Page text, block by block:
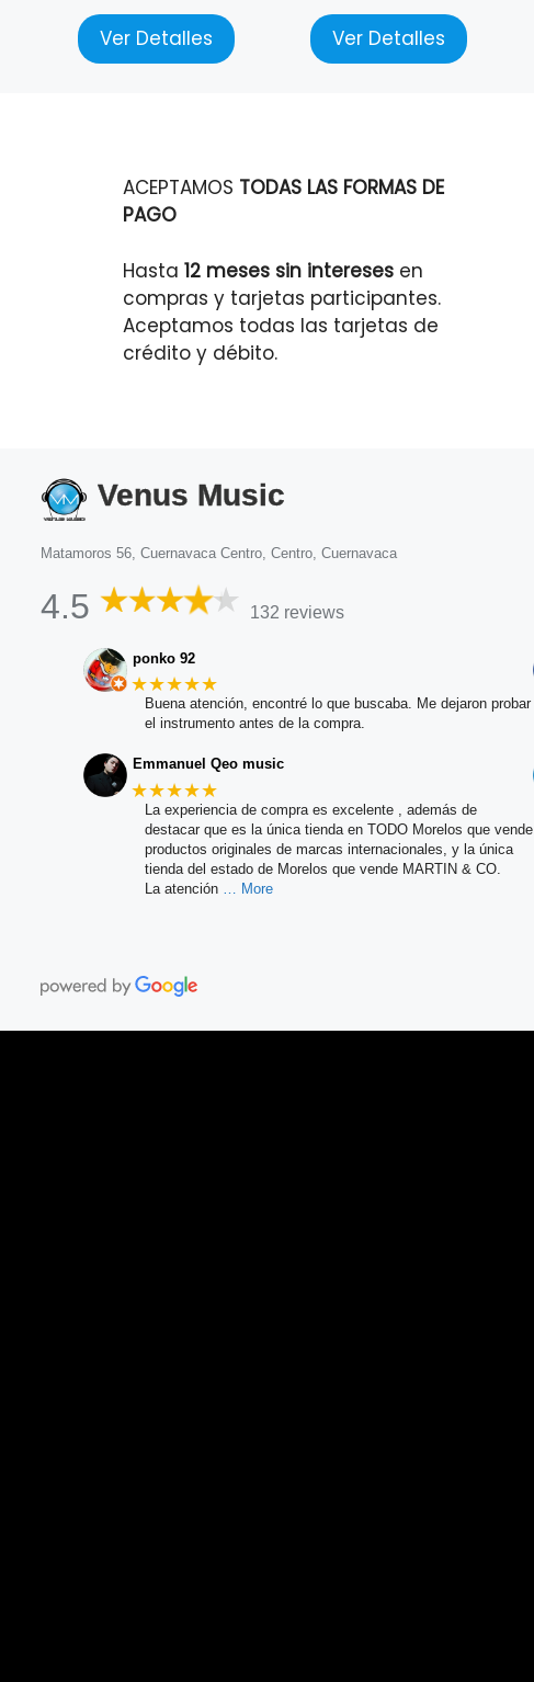
Ver Detalles Ver Detalles
ACEPTAMOS TODAS LAS FORMAS DE
PAGO
Hasta 12 meses sin intereses en
compras y tarjetas participantes.
Aceptamos todas las tarjetas de
crédito y débito.
Venus Music
Matamoros 56, Cuernavaca Centro, Centro, Cuernavaca
4.5 132 reviews
ponko 92
★★★★★
Buena atención, encontré lo que buscaba. Me dejaron probar
el instrumento antes de la compra.
Emmanuel Qeo music
★★★★★
La experiencia de compra es excelente , además de
destacar que es la única tienda en TODO Morelos que vende
productos originales de marcas internacionales, y la única
tienda del estado de Morelos que vende MARTIN & CO.
La atención
… More